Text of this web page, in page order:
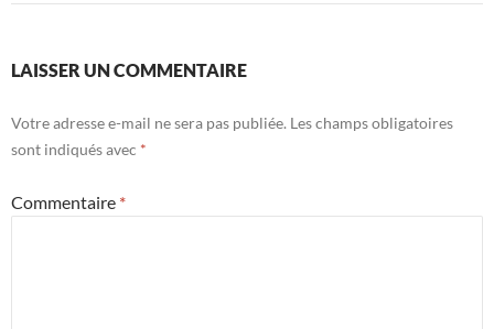
LAISSER UN COMMENTAIRE
Votre adresse e-mail ne sera pas publiée. Les champs obligatoires
sont indiqués avec *
Commentaire *